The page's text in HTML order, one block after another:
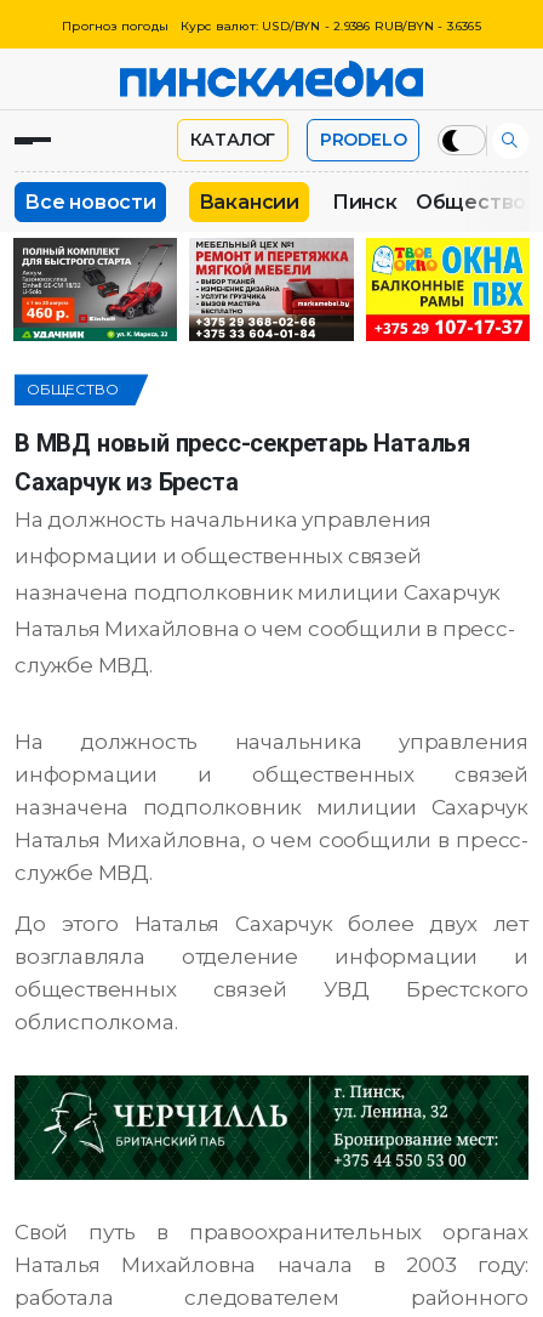
Прогноз погоды Курс валют: USD/BYN - 2.9386 RUB/BYN - 3.6365
КАТАЛОГ PRODELO
Все новости Вакансии Пинск Общество
ОБЩЕСТВО
В МВД новый пресс-секретарь Наталья
Сахарчук из Бреста
На должность начальника управления
информации и общественных связей
назначена подполковник милиции Сахарчук
Наталья Михайловна о чем сообщили в пресс-
службе МВД.
На должность начальника управления
информации и общественных связей
назначена подполковник милиции Сахарчук
Наталья Михайловна, о чем сообщили в пресс-
службе МВД.
До этого Наталья Сахарчук более двух лет
возглавляла отделение информации и
общественных связей УВД Брестского
облисполкома.
Свой путь в правоохранительных органах
Наталья Михайловна начала в 2003 году:
работала следователем районного